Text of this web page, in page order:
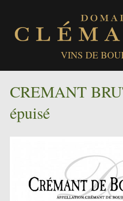
VINS DE
CREMANT
épuisé